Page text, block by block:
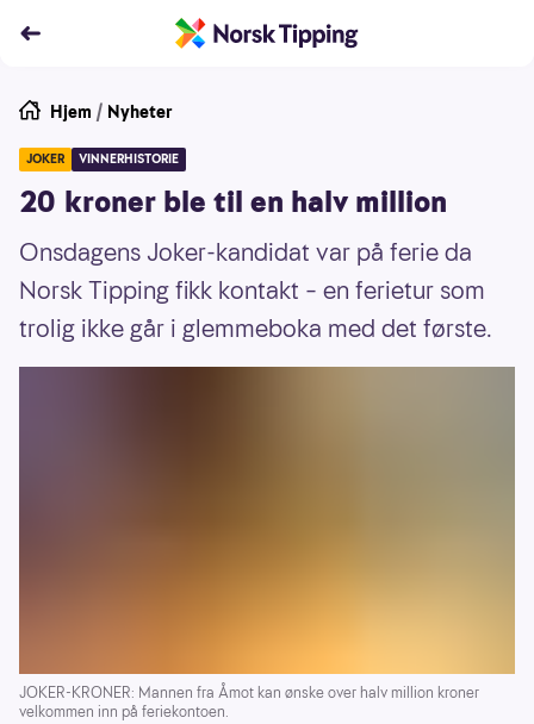
Hjem / Nyheter
JOKER VINNERHISTORIE
20 kroner ble til en halv million
Onsdagens Joker-kandidat var på ferie da
Norsk Tipping fikk kontakt – en ferietur som
trolig ikke går i glemmeboka med det første.
JOKER-KRONER: Mannen fra Åmot kan ønske over halv million kroner
velkommen inn på feriekontoen.